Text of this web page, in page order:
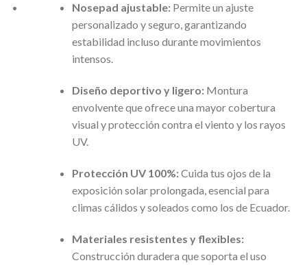
Nosepad ajustable:Permite un ajuste
personalizado y seguro, garantizando
estabilidad incluso durante movimientos
intensos.
Diseño deportivo y ligero:Montura
envolvente que ofrece una mayor cobertura
visual y protección contra el viento y los rayos
UV.
Protección UV 100%:Cuida tus ojos de la
exposición solar prolongada, esencial para
climas cálidos y soleados como los de Ecuador.
Materiales resistentes y flexibles:
Construcción duradera que soporta el uso